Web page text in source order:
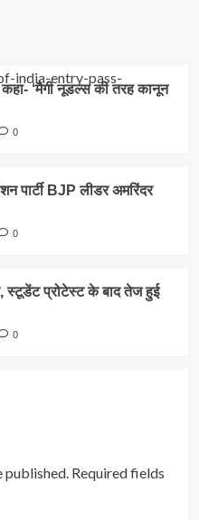
‘मैगी नूडल्स की तरह कानून
0
पार्टी BJP लीडर अमरिंदर
0
स्टूडेंट प्रोटेस्ट के बाद तेज हुई
0
published. Required fields